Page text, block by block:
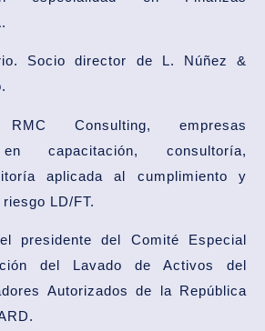
Socio director de L. Núñez &
Consulting, empresas
capacitación, consultoría,
aplicada al cumplimiento y
LD/FT.
presidente del Comité Especial
del Lavado de Activos del
Autorizados de la República